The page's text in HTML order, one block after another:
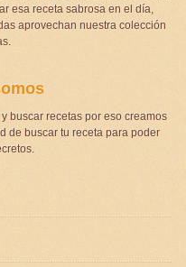
esa receta sabrosa en el día,
aprovechan nuestra colección
buscar recetas por eso creamos
de buscar tu receta para poder